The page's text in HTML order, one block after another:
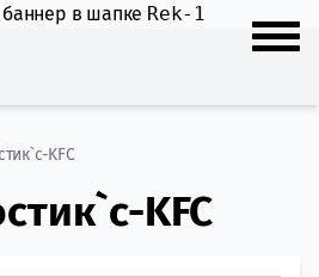
в шапке Rek-1
KFC
KFC